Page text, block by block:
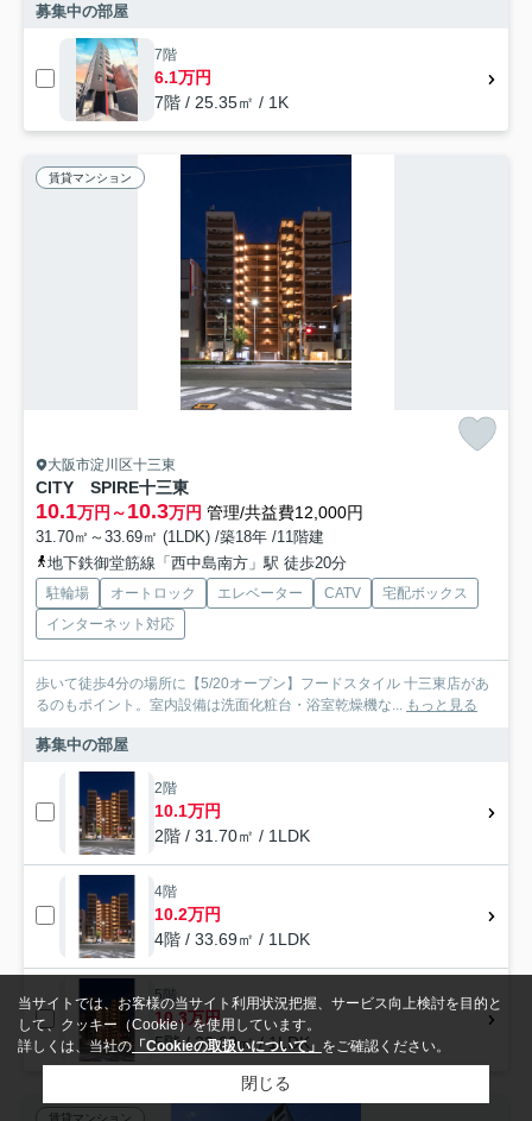
募集中の部屋
7階
6.1万円
7階 / 25.35㎡ / 1K
賃貸マンション
大阪市淀川区十三東
CITY SPIRE十三東
10.1万円～10.3万円 管理/共益費12,000円
31.70㎡～33.69㎡ (1LDK) /築18年 /11階建
地下鉄御堂筋線「西中島南方」駅 徒歩20分
駐輪場 オートロック エレベーター CATV
宅配ボックス
インターネット対応
歩いて徒歩4分の場所に【5/20オープン】フードスタイル 十三東店があ
るのもポイント。室内設備は洗面化粧台・浴室乾燥機な...
もっと見る
募集中の部屋
2階
10.1万円
2階 / 31.70㎡ / 1LDK
4階
10.2万円
4階 / 33.69㎡ / 1LDK
5階
10.3万円
5階 / 33.69㎡ / 1LDK
賃貸マンション
当サイトでは、お客様の当サイト利用状況把握、サービス向上検討を目的と
して、クッキー（Cookie）を使用しています。
詳しくは、当社の 「Cookieの取扱いについて」 をご確認ください。
閉じる